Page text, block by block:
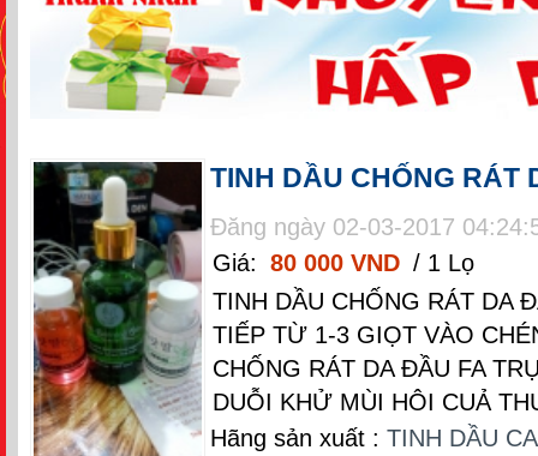
TINH DẦU CHỐNG RÁT
Đăng ngày 02-03-2017
Giá: 80 000 VND / 1 Lọ
TINH DẦU CHỐNG RÁT DA
TIẾP TỪ 1-3 GIỌT VÀO
CHỐNG RÁT DA ĐẦU FA
DUỖI KHỬ MÙI HÔI CUẢ
Hãng sản xuất : TINH DẦU